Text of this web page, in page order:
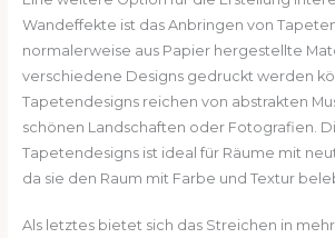
Wandeffekte ist das Anbringen von
normalerweise aus Papier hergestellte
verschiedene Designs gedruckt werden
Tapetendesigns reichen von abstrakten
schönen Landschaften oder Fotografien.
Tapetendesigns ist ideal für Räume mit
da sie den Raum mit Farbe und Textur
Als letztes bietet sich das Streichen in